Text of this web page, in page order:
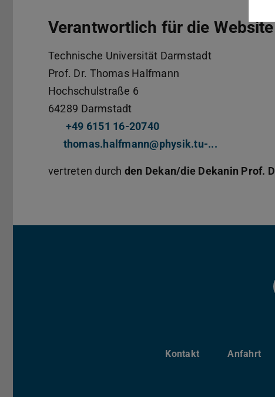
Verantwortlich für die
Technische Universität Darmstadt
Prof. Dr. Thomas Halfmann
Hochschulstraße 6
64289 Darmstadt
+49 6151 16-20740
thomas.halfmann@physik.tu-...
vertreten durch den Dekan/die Dekanin Prof.
Kontakt Anfahrt